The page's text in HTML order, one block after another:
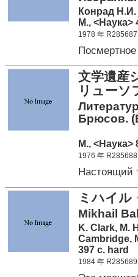
Конрад Н.И.
М., <Наука>
1978 年 R285687
文学遺
リュー
Брюсов.
М., <Наука>
1976 年 R285688
Настоящий
ミハイ
Mikhail
K. Clark, M.
Cambridge,
397 c. hard
1984 年 R285689